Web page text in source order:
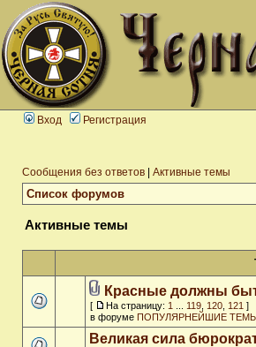
Вход Регистрация
Сообщения без ответов Активные темы
Список форумов
Активные темы
Красные должны
[ На страницу: 1 119 120 121 ]
в форуме ПОПУЛЯРНЕЙШИЕ
Великая сила